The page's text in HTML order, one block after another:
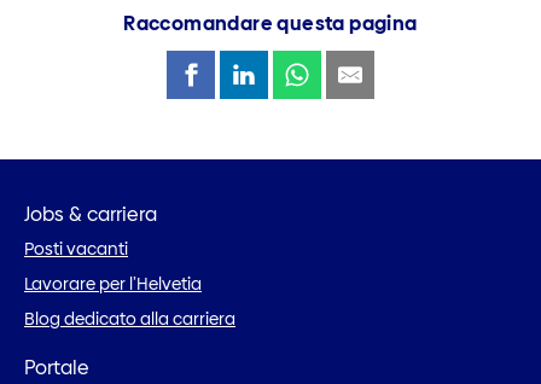
Raccomandare questa pagina
Jobs & carriera
Posti vacanti
Lavorare per l’Helvetia
Blog dedicato alla carriera
Portale